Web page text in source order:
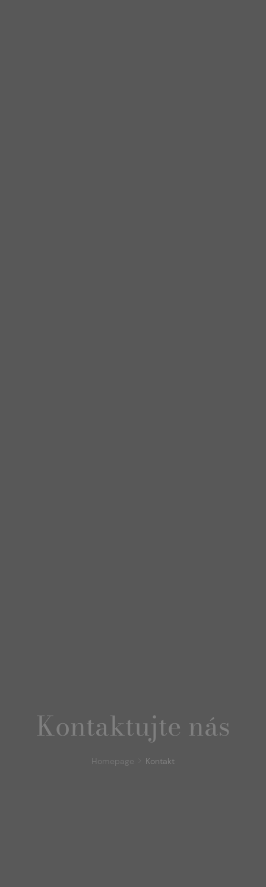
Kontaktujte nás
Homepage Kontakt